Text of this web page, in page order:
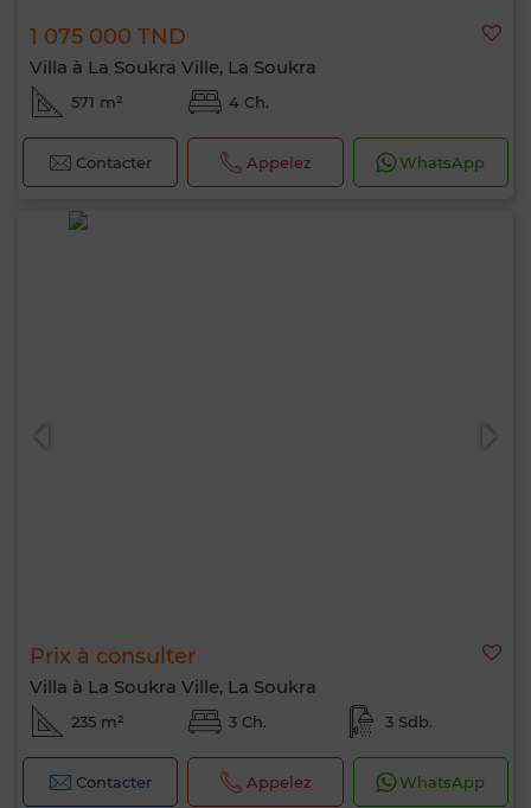
1 075 000 TND
Villa à La Soukra Ville, La Soukra
571 m² 4 Ch.
Contacter Appelez WhatsApp
Prix à consulter
Villa à La Soukra Ville, La Soukra
235 m² 3 Ch. 3 Sdb.
Contacter Appelez WhatsApp